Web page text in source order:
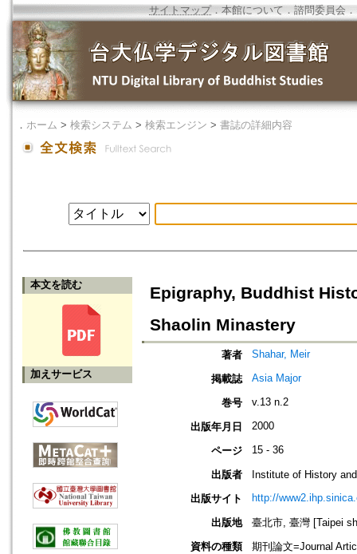
サイトマップ．本館について ． 諮問委員会 ．
． ホーム > 検索システム > 検索エンジン > 書誌の詳細内容
本文を読む
加えサービス
Epigraphy, Buddhist
Shaolin Minastery
著者 Shahar, Meir
掲載誌 Asia Major
巻号 v.13 n.2
出版年月日 2000
ページ 15 - 36
出版者
Institute of History
出版サイト
http://
出版地
臺北市, 臺灣 [Taipei
資料の種類
期刊論文=Journal